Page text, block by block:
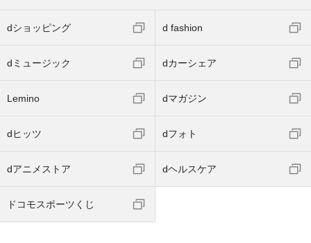
dショッピング d fashion
dミュージック dカーシェア
Lemino dマガジン
dヒッツ dフォト
dアニメストア dヘルスケア
ドコモスポーツくじ